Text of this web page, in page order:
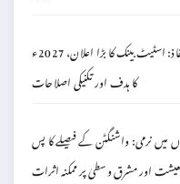
پاکستان میں سود سے پاک اسلامی مالیاتی نظام کا نفاذ: اسٹیٹ بینک کا بڑا اعلان، 2027ء
کا ہدف اور تکنیکی اصلاحات
میں نرمی: واشنگٹن کے فیصلے کا پس
اور مشرق وسطیٰ پر ممکنہ اثرات